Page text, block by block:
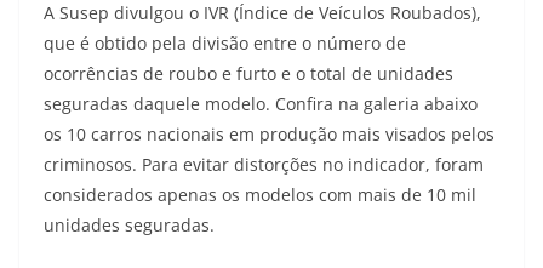
A Susep divulgou o IVR (Índice de Veículos Roubados),
que é obtido pela divisão entre o número de
ocorrências de roubo e furto e o total de unidades
seguradas daquele modelo. Confira na galeria abaixo
os 10 carros nacionais em produção mais visados pelos
criminosos. Para evitar distorções no indicador, foram
considerados apenas os modelos com mais de 10 mil
unidades seguradas.